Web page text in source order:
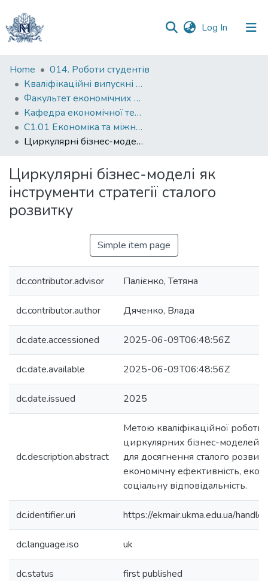
Log In (current)
Communities
&
Collections
All of DSpace
Home
014. Роботи студентів
Кваліфікаційні випускні роботи здобувачів вищої освіти бакалаврських програм
Факультет економічних наук
Кафедра економічної теорії
С1.01 Економіка та міжнародні економічні відносини (економіка)
Циркулярні бізнес-моделі як інструменти стратегії сталого розвитку
Циркулярні бізнес-моделі як
інструменти стратегії сталого
розвитку
Simple item page
dc.contributor.advisor Палієнко, Тетяна
dc.contributor.author Дяченко, Влада
dc.date.accessioned 2025-06-09T06:48:56Z
dc.date.available 2025-06-09T06:48:56Z
dc.date.issued 2025
dc.description.abstract
Метою кваліфікаційної роботи
циркулярних бізнес-моделей
для досягнення сталого
економічну ефективність,
соціальну відповідальність.
dc.identifier.uri https://ekmair.ukma.edu.ua/
dc.language.iso uk
dc.status first published